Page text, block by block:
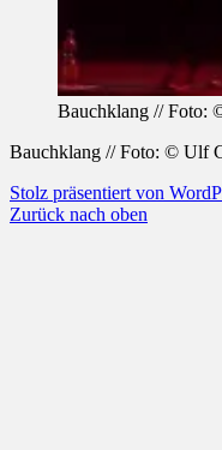
Bauchklang // Foto:
Bauchklang // Foto: © Ulf
Stolz präsentiert von
Zurück nach oben